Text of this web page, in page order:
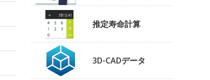
推定寿命計算
3D-CADデータ